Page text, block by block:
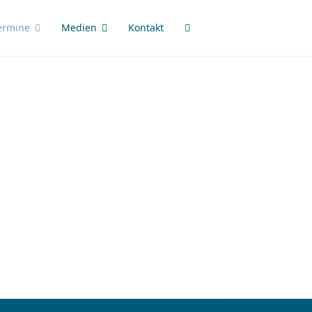
Medien Kontakt